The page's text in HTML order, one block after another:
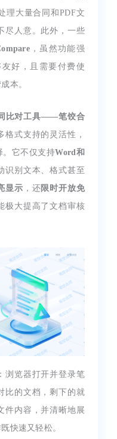
理大量合同和PDF文
尽人意。此外，一些
，虽然功能强
好，且需要付费使
本。
比对工具——笔饺合
格式支持的灵活性，
。它不仅支持Word和
识别文本、格式甚至
显示 ，还限时开放免
极大提高了文档审核
浏览器打开并登录笔
比的文档，剩下的就
件内容，并清晰地展
快速又轻松。